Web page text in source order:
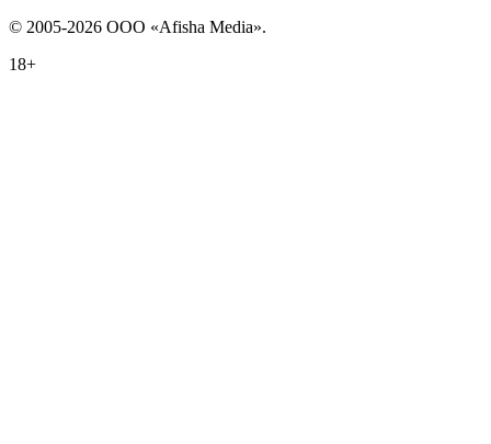
© 2005-2026 ООО «Afisha Media».
18+